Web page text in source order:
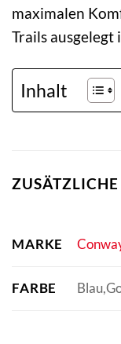
maximalen
Trails ausgelegt
Inhalt
MARKE
FARBE